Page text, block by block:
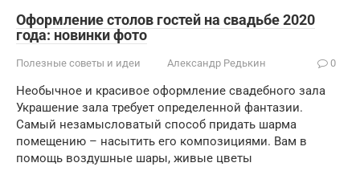
Оформление столов гостей на свадьбе 2020
года: новинки фото
Полезные советы и идеи Александр Редькин 0
Необычное и красивое оформление свадебного зала
Украшение зала требует определенной фантазии.
Самый незамысловатый способ придать шарма
помещению – насытить его композициями. Вам в
помощь воздушные шары, живые цветы